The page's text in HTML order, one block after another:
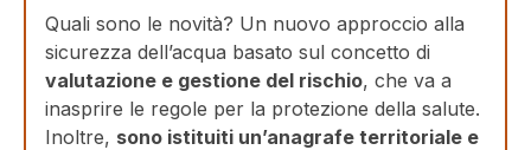
Quali sono le novità? Un nuovo approccio alla
sicurezza dell’acqua basato sul concetto di
valutazione e gestione del rischio, che va a
inasprire le regole per la protezione della salute.
Inoltre, sono istituiti un’anagrafe territoriale e